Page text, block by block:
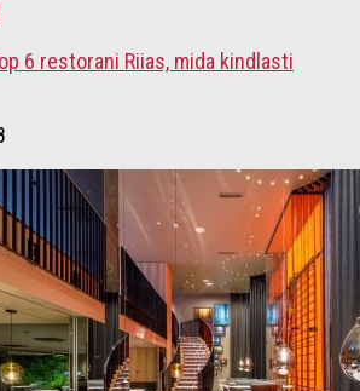
6 restorani Riias, mida kindlasti